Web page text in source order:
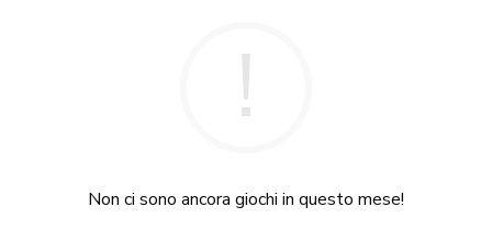
Non ci sono ancora giochi in questo mese!